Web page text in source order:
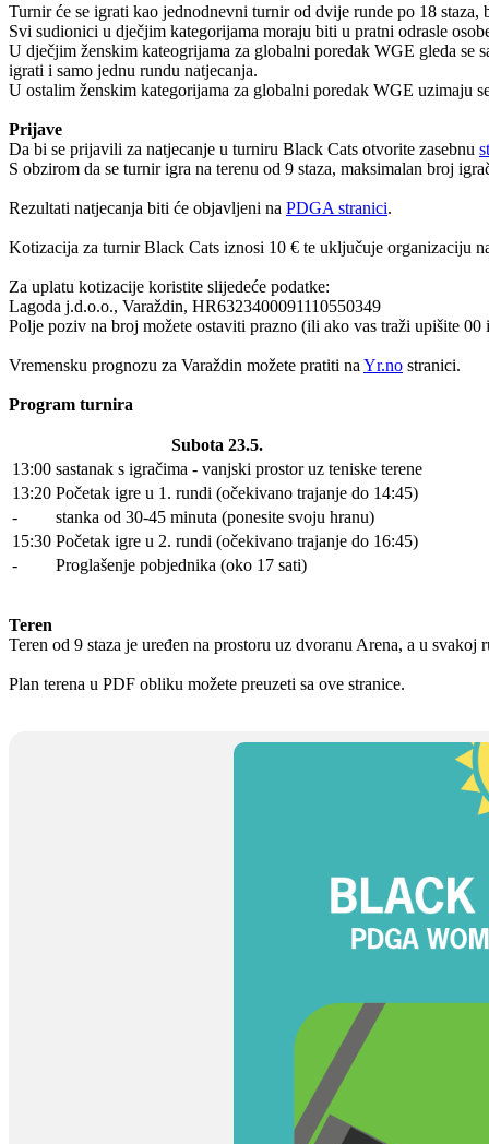
Turnir će se igrati kao jednodnevni turnir od dvije runde po 18 staza,
Svi sudionici u dječjim kategorijama moraju biti u pratni odrasle
U dječjim ženskim kateogrijama za globalni poredak WGE gleda se
igrati i samo jednu rundu natjecanja.
U ostalim ženskim kategorijama za globalni poredak WGE uzimaju
Prijave
Da bi se prijavili za natjecanje u turniru Black Cats otvorite zasebnu
S obzirom da se turnir igra na terenu od 9 staza, maksimalan broj
Rezultati natjecanja biti će objavljeni na PDGA stranici.
Kotizacija za turnir Black Cats iznosi 10 € te uključuje organizaciju
Za uplatu kotizacije koristite slijedeće podatke:
Lagoda j.d.o.o., Varaždin, HR6323400091110550349
Polje poziv na broj možete ostaviti prazno (ili ako vas traži upišite
Vremensku prognozu za Varaždin možete pratiti na Yr.no stranici.
Program turnira
Subota 23.5.
13:00 sastanak s igračima - vanjski prostor uz teniske terene
13:20 Početak igre u 1. rundi (očekivano trajanje do 14:45)
-
stanka od 30-45 minuta (ponesite svoju hranu)
15:30 Početak igre u 2. rundi (očekivano trajanje do 16:45)
-
Proglašenje pobjednika (oko 17 sati)
Teren
Teren od 9 staza je uređen na prostoru uz dvoranu Arena, a u svakoj
Plan terena u PDF obliku možete preuzeti sa ove stranice.